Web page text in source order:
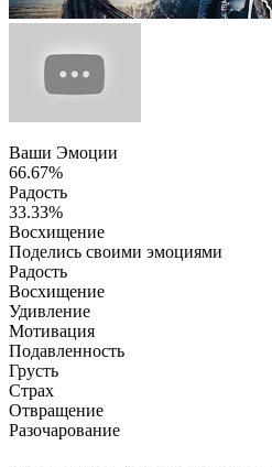
Ваши Эмоции
66.67%
Радость
33.33%
Восхищение
Поделись своими эмоциями
Радость
Восхищение
Удивление
Мотивация
Подавленность
Грусть
Страх
Отвращение
Разочарование